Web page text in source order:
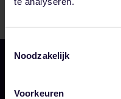
Noodzakelijk
Voorkeuren